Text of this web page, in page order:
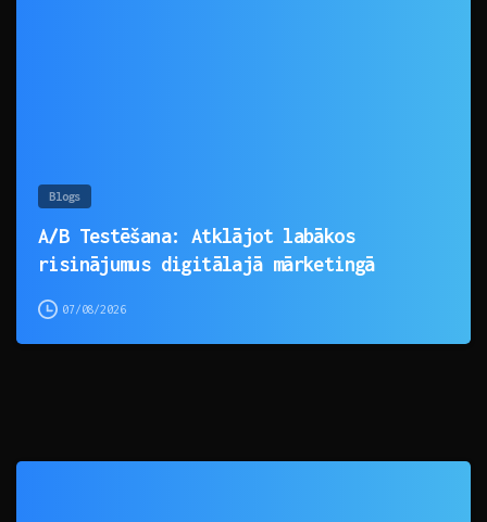
Blogs
A/B Testēšana: Atklājot labākos
risinājumus digitālajā mārketingā
07/08/2026